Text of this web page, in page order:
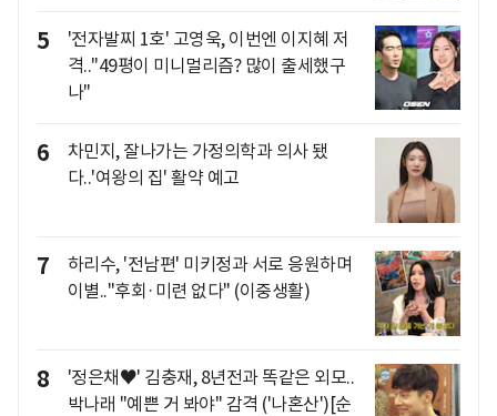
5
'전자발찌 1호' 고영욱, 이번엔 이지혜 저
격.."49평이 미니멀리즘? 많이 출세했구
나"
6
차민지, 잘나가는 가정의학과 의사 됐
다..'여왕의 집' 활약 예고
7
하리수, '전남편' 미키정과 서로 응원하며
이별.."후회·미련 없다" (이중생활)
8
'정은채♥' 김충재, 8년전과 똑같은 외모..
박나래 "예쁜 거 봐야" 감격 ('나혼산')[순